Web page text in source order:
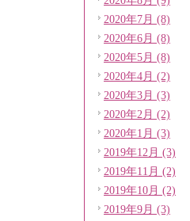
2020年7月 (8)
2020年6月 (8)
2020年5月 (8)
2020年4月 (2)
2020年3月 (3)
2020年2月 (2)
2020年1月 (3)
2019年12月 (3)
2019年11月 (2)
2019年10月 (2)
2019年9月 (3)